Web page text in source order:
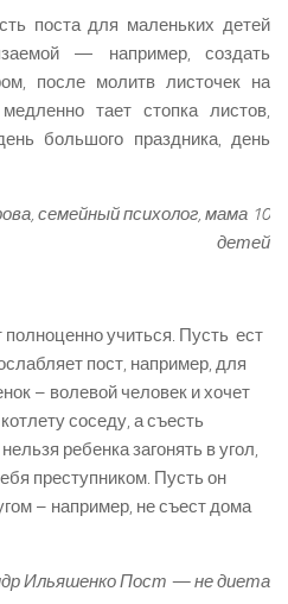
поста для маленьких детей
— например, создать
после молитв листочек на
тает стопка листов,
большого праздника, день
семейный психолог, мама 10
детей
учиться. Пусть ест
пост, например, для
– волевой человек и хочет
соседу, а съесть
ребенка загонять в угол,
преступником. Пусть он
– например, не съест дома
Ильяшенко Пост — не диета